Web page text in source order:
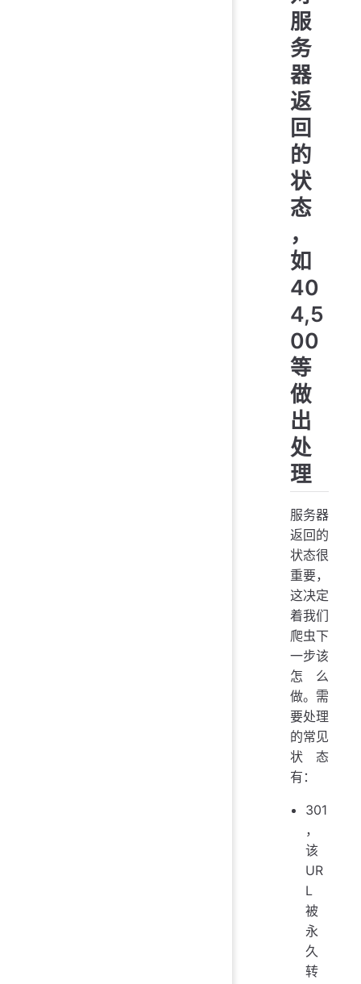
服
务
器
返
回
的
状
态
，
如
40
4,5
00
等
做
出
处
理
服务器
返回的
状态很
重要，
这决定
着我们
爬虫下
一步该
怎么
做。需
要处理
的常见
状态
有：
301
，
该
UR
L
被
永
久
转